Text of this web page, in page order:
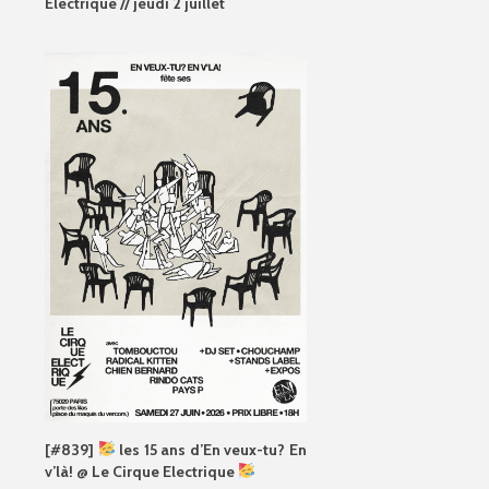
[#839]
les 15 ans d’En veux-tu? En
v’là! @ Le Cirque Electrique